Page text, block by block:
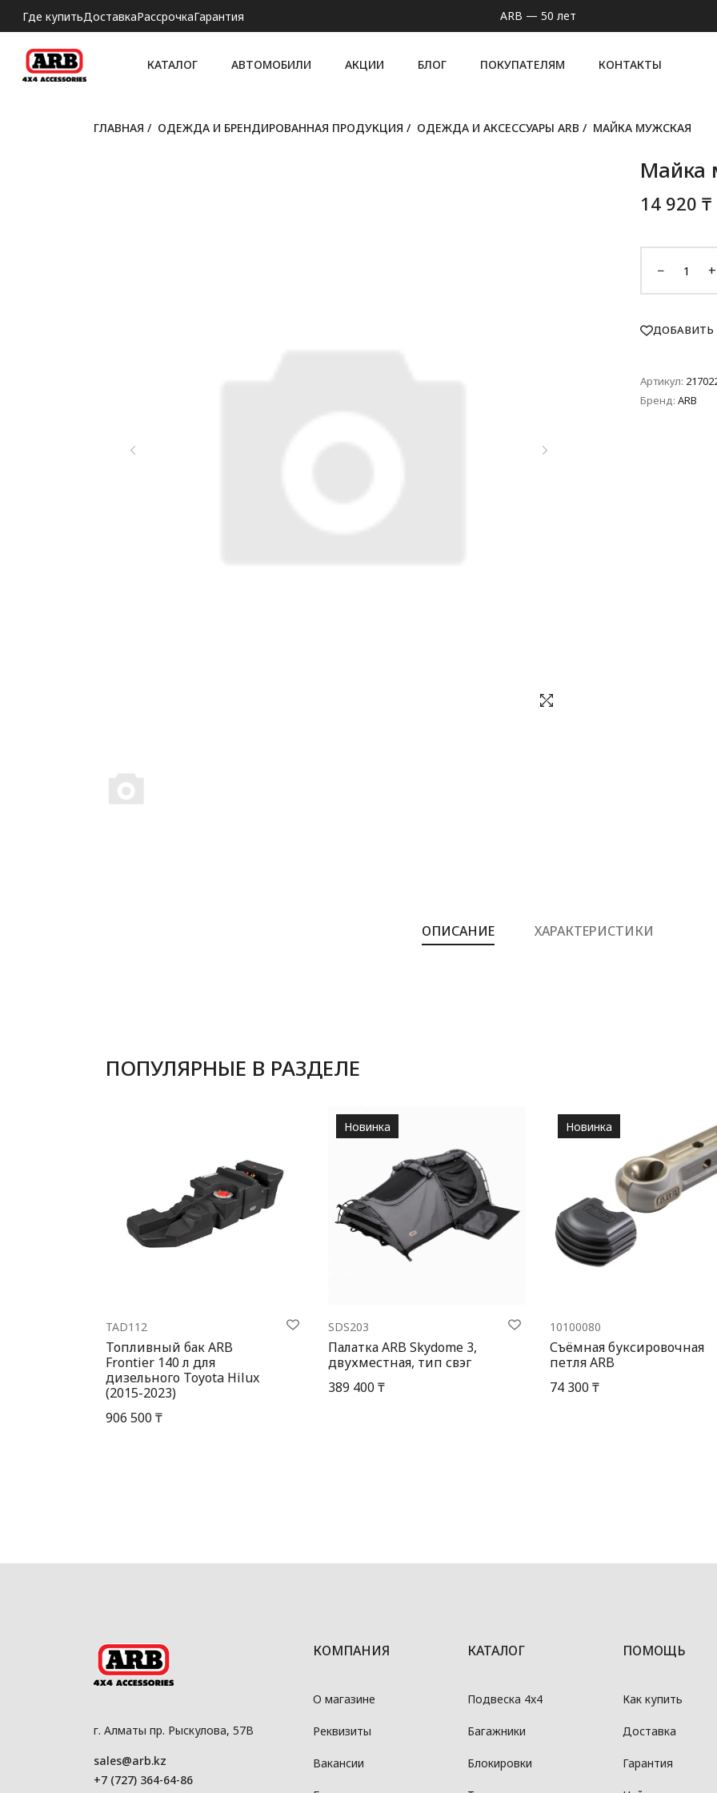
Где купитьДоставкаРассрочкаГарантия ARB — 50 лет
КАТАЛОГ АВТОМОБИЛИ АКЦИИ БЛОГ ПОКУПАТЕЛЯМ КОНТАКТЫ
ГЛАВНАЯ / ОДЕЖДА И БРЕНДИРОВАННАЯ ПРОДУКЦИЯ / ОДЕЖДА И АКСЕССУАРЫ ARB / МАЙКА МУЖСКАЯ
Майка
14 920 ₸
− +
ДОБАВИТЬ
Артикул:
Бренд: ARB
ОПИСАНИЕ ХАРАКТЕРИСТИКИ
ПОПУЛЯРНЫЕ В РАЗДЕЛЕ
TAD112
Топливный бак ARB
Frontier 140 л для
дизельного Toyota Hilux
(2015-2023)
906 500 ₸
SDS203
Палатка ARB Skydome 3,
двухместная, тип свэг
389 400 ₸
Новинка
10100080
Съёмная буксировочная
петля ARB
74 300 ₸
Новинка
г. Алматы пр. Рыскулова, 57В
sales@arb.kz
+7 (727) 364-64-86
КОМПАНИЯ
О магазине
Реквизиты
Вакансии
КАТАЛОГ
Подвеска 4x4
Багажники
Блокировки
ПОМОЩЬ
Как купить
Доставка
Гарантия